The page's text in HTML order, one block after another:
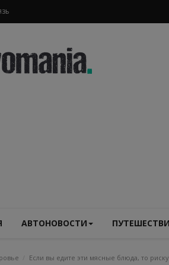
АВТОНОВОСТИ
Если вы едите эти мясные блюда, то